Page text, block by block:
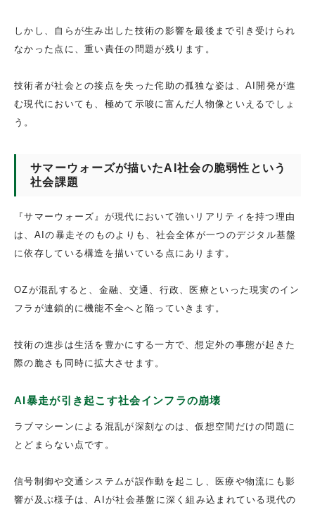
しかし、自らが生み出した技術の影響を最後まで引き受けられ
なかった点に、重い責任の問題が残ります。
技術者が社会との接点を失った侘助の孤独な姿は、AI開発が進
む現代においても、極めて示唆に富んだ人物像といえるでしょ
う。
サマーウォーズが描いたAI社会の脆弱性という
社会課題
『サマーウォーズ』が現代において強いリアリティを持つ理由
は、AIの暴走そのものよりも、社会全体が一つのデジタル基盤
に依存している構造を描いている点にあります。
OZが混乱すると、金融、交通、行政、医療といった現実のイン
フラが連鎖的に機能不全へと陥っていきます。
技術の進歩は生活を豊かにする一方で、想定外の事態が起きた
際の脆さも同時に拡大させます。
AI暴走が引き起こす社会インフラの崩壊
ラブマシーンによる混乱が深刻なのは、仮想空間だけの問題に
とどまらない点です。
信号制御や交通システムが誤作動を起こし、医療や物流にも影
響が及ぶ様子は、AIが社会基盤に深く組み込まれている現代の